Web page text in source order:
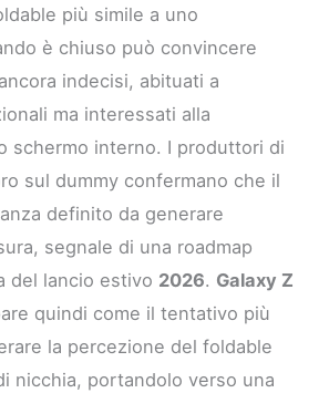
più simile a uno
è chiuso può convincere
indecisi, abituati a
ma interessati alla
schermo interno. I produttori di
sul dummy confermano che il
definito da generare
segnale di una roadmap
del lancio estivo 2026. Galaxy Z
quindi come il tentativo più
la percezione del foldable
nicchia, portandolo verso una